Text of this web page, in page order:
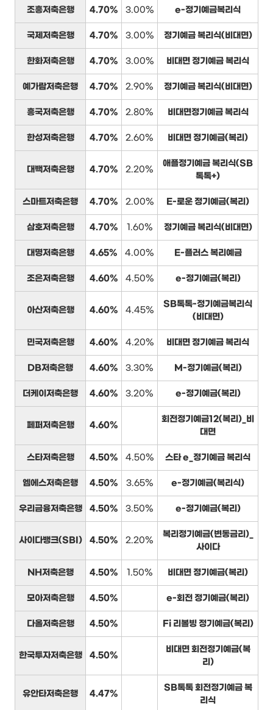
조흥저축은행 4.70% 3.00% e-정기예금복리식
국제저축은행 4.70% 3.00% 정기예금 복리식(비대면)
한화저축은행 4.70% 3.00% 비대면 정기예금 복리식
예가람저축은행 4.70% 2.90% 정기예금 복리식(비대면)
흥국저축은행 4.70% 2.80% 비대면정기예금 복리식
한성저축은행 4.70% 2.60% 비대면 정기예금(복리)
대백저축은행 4.70% 2.20%
애플정기예금 복리식(SB
톡톡+)
스마트저축은행 4.70% 2.00% E-로운 정기예금(복리)
삼호저축은행 4.70% 1.60% 정기예금 복리식(비대면)
대명저축은행 4.65% 4.00% E-플러스 복리예금
조은저축은행 4.60% 4.50% e-정기예금(복리)
아산저축은행 4.60% 4.45%
SB톡톡-정기예금복리식
(비대면)
민국저축은행 4.60% 4.20% 비대면 정기예금 복리식
DB저축은행 4.60% 3.30% M-정기예금(복리)
더케이저축은행 4.60% 3.20% e-정기예금(복리)
페퍼저축은행 4.60%
회전정기예금12(복리)_비
대면
스타저축은행 4.50% 4.50% 스타 e_정기예금 복리식
엠에스저축은행 4.50% 3.65% e-정기예금(복리식)
우리금융저축은행 4.50% 3.50% e-정기예금(복리)
사이다뱅크(SBI) 4.50% 2.20%
복리정기예금(변동금리)_
사이다
NH저축은행 4.50% 1.50% 비대면 정기예금(복리)
모아저축은행 4.50% e-회전 정기예금(복리)
다올저축은행 4.50% Fi 리볼빙 정기예금(복리)
한국투자저축은행 4.50%
비대면 회전정기예금(복
리)
유안타저축은행 4.47%
SB톡톡 회전정기예금 복
리식